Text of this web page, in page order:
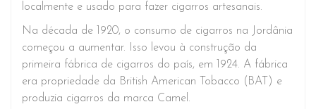
localmente e usado para fazer cigarros artesanais.
Na década de 1920, o consumo de cigarros na Jordânia
começou a aumentar. Isso levou à construção da
primeira fábrica de cigarros do país, em 1924. A fábrica
era propriedade da British American Tobacco (BAT) e
produzia cigarros da marca Camel.